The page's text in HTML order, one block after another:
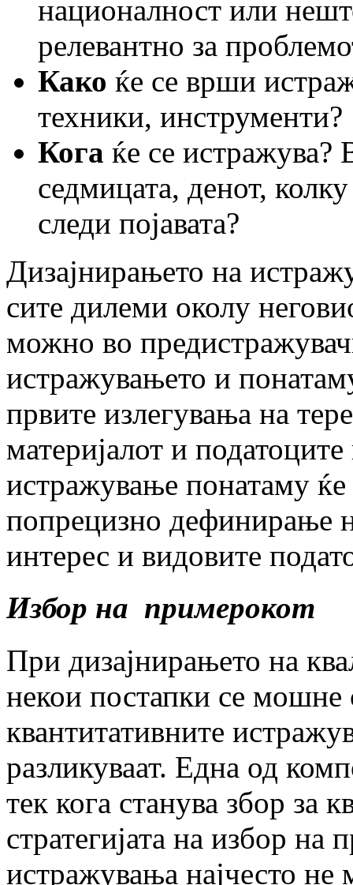
националност или
релевантно за
Како ќе се врши
техники, инструменти?
Кога ќе се истражува?
седмицата, денот,
следи појавата?
Дизајнирањето на
сите дилеми околу
можно во
истражувањето и
првите излегувања на
материјалот и
истражување понатаму
попрецизно дефинирање
интерес и видовите
Избор на примерокот
При дизајнирањето на
некои постапки се мошне
квантитативните
разликуваат. Една од
тек кога станува збор за
стратегијата на избор на
истражувања најчесто